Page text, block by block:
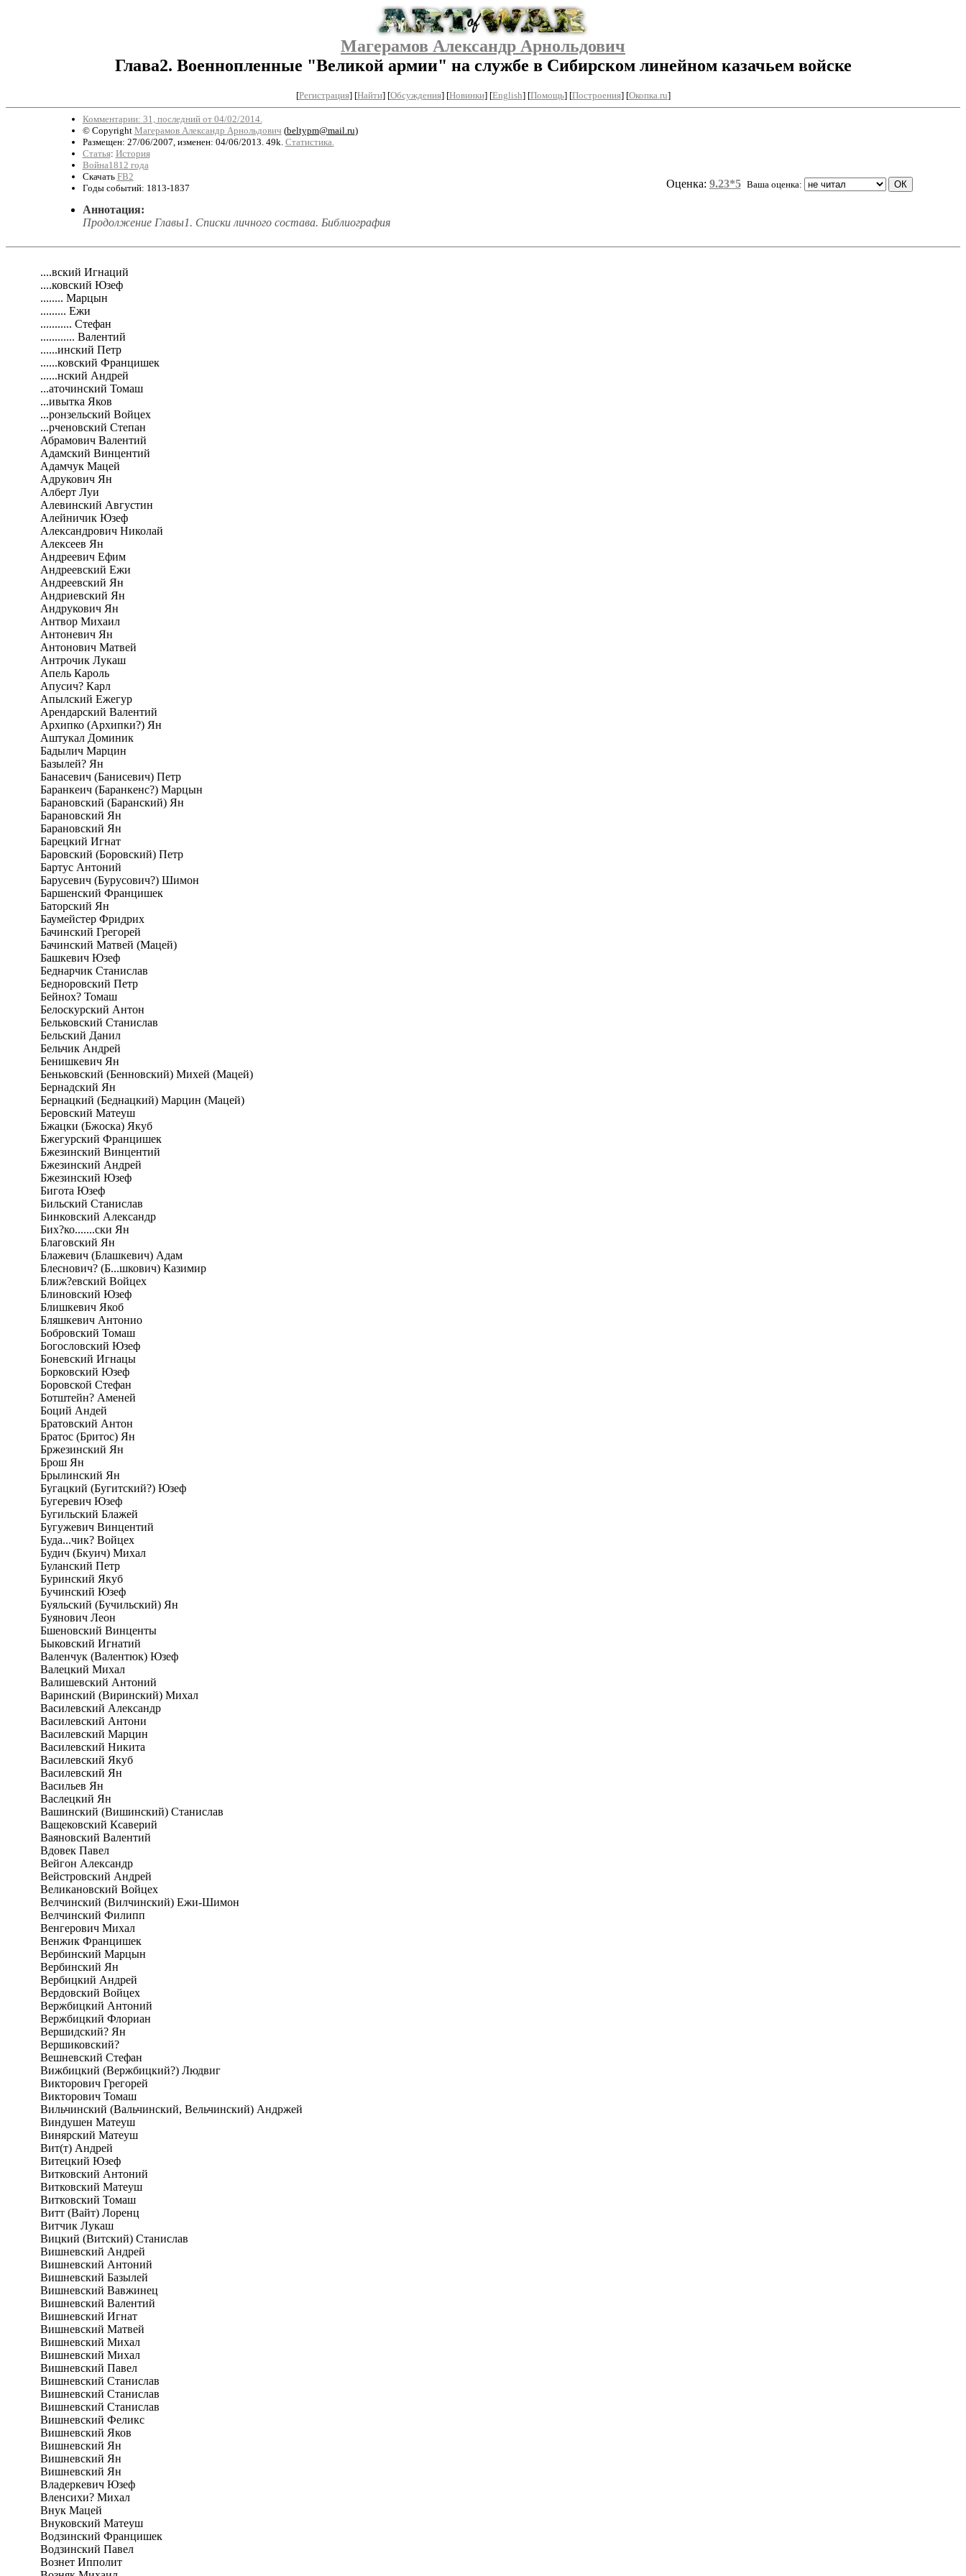
Магерамов Александр Арнольдович
Глава2. Военнопленные "Великой армии" на службе в Сибирском линейном казачьем войске
[Регистрация] [Найти] [Обсуждения] [Новинки] [English] [Помощь] [Построения] [Окопка.ru]
Комментарии: 31, последний от 04/02/2014.
© Copyright Магерамов Александр Арнольдович (beltypm@mail.ru)
Размещен: 27/06/2007, изменен: 04/06/2013. 49k. Статистика.
Статья: История
Война1812 года
Скачать FB2
Годы событий: 1813-1837
Оценка: 9.23*5 Ваша оценка:
Аннотация:
Продолжение Главы1. Списки личного состава. Библиография
....вский Игнаций
....ковский Юзеф
........ Марцын
......... Ежи
........... Стефан
............ Валентий
......инский Петр
......ковский Францишек
......нский Андрей
...аточинский Томаш
...ивытка Яков
...ронзельский Войцех
...рченовский Степан
Абрамович Валентий
Адамский Винцентий
Адамчук Мацей
Адрукович Ян
Алберт Луи
Алевинский Августин
Алейничик Юзеф
Александрович Николай
Алексеев Ян
Андреевич Ефим
Андреевский Ежи
Андреевский Ян
Андриевский Ян
Андрукович Ян
Антвор Михаил
Антоневич Ян
Антонович Матвей
Антрочик Лукаш
Апель Кароль
Апусич? Карл
Апылский Ежегур
Арендарский Валентий
Архипко (Архипки?) Ян
Аштукал Доминик
Бадылич Марцин
Базылей? Ян
Банасевич (Банисевич) Петр
Баранкеич (Баранкенс?) Марцын
Барановский (Баранский) Ян
Барановский Ян
Барановский Ян
Барецкий Игнат
Баровский (Боровский) Петр
Бартус Антоний
Барусевич (Бурусович?) Шимон
Баршенский Францишек
Баторский Ян
Баумейстер Фридрих
Бачинский Грегорей
Бачинский Матвей (Мацей)
Башкевич Юзеф
Беднарчик Станислав
Бедноровский Петр
Бейнох? Томаш
Белоскурский Антон
Бельковский Станислав
Бельский Данил
Бельчик Андрей
Бенишкевич Ян
Беньковский (Бенновский) Михей (Мацей)
Бернадский Ян
Бернацкий (Беднацкий) Марцин (Мацей)
Беровский Матеуш
Бжацки (Бжоска) Якуб
Бжегурский Францишек
Бжезинский Винцентий
Бжезинский Андрей
Бжезинский Юзеф
Бигота Юзеф
Бильский Станислав
Бинковский Александр
Бих?ко.......ски Ян
Благовский Ян
Блажевич (Блашкевич) Адам
Блеснович? (Б...шкович) Казимир
Ближ?евский Войцех
Блиновский Юзеф
Блишкевич Якоб
Бляшкевич Антонио
Бобровский Томаш
Богословский Юзеф
Боневский Игнацы
Борковский Юзеф
Боровской Стефан
Ботштейн? Аменей
Боций Андей
Братовский Антон
Братос (Бритос) Ян
Бржезинский Ян
Брош Ян
Брылинский Ян
Бугацкий (Бугитский?) Юзеф
Бугеревич Юзеф
Бугильский Блажей
Бугужевич Винцентий
Буда...чик? Войцех
Будич (Бкуич) Михал
Буланский Петр
Буринский Якуб
Бучинский Юзеф
Буяльский (Бучильский) Ян
Буянович Леон
Бшеновский Винценты
Быковский Игнатий
Валенчук (Валентюк) Юзеф
Валецкий Михал
Валишевский Антоний
Варинский (Виринский) Михал
Василевский Александр
Василевский Антони
Василевский Марцин
Василевский Никита
Василевский Якуб
Василевский Ян
Васильев Ян
Васлецкий Ян
Вашинский (Вишинский) Станислав
Ващековский Ксаверий
Ваяновский Валентий
Вдовек Павел
Вейгон Александр
Вейстровский Андрей
Великановский Войцех
Велчинский (Вилчинский) Ежи-Шимон
Велчинский Филипп
Венгерович Михал
Венжик Францишек
Вербинский Марцын
Вербинский Ян
Вербицкий Андрей
Вердовский Войцех
Вержбицкий Антоний
Вержбицкий Флориан
Вершидский? Ян
Вершиковский?
Вешневский Стефан
Вижбицкий (Вержбицкий?) Людвиг
Викторович Грегорей
Викторович Томаш
Вильчинский (Вальчинский, Вельчинский) Андржей
Виндушен Матеуш
Винярский Матеуш
Вит(т) Андрей
Витецкий Юзеф
Витковский Антоний
Витковский Матеуш
Витковский Томаш
Витт (Вайт) Лоренц
Витчик Лукаш
Вицкий (Витский) Станислав
Вишневский Андрей
Вишневский Антоний
Вишневский Базылей
Вишневский Вавжинец
Вишневский Валентий
Вишневский Игнат
Вишневский Матвей
Вишневский Михал
Вишневский Михал
Вишневский Павел
Вишневский Станислав
Вишневский Станислав
Вишневский Станислав
Вишневский Феликс
Вишневский Яков
Вишневский Ян
Вишневский Ян
Вишневский Ян
Владеркевич Юзеф
Вленсихи? Михал
Внук Мацей
Внуковский Матеуш
Водзинский Францишек
Водзинский Павел
Вознет Ипполит